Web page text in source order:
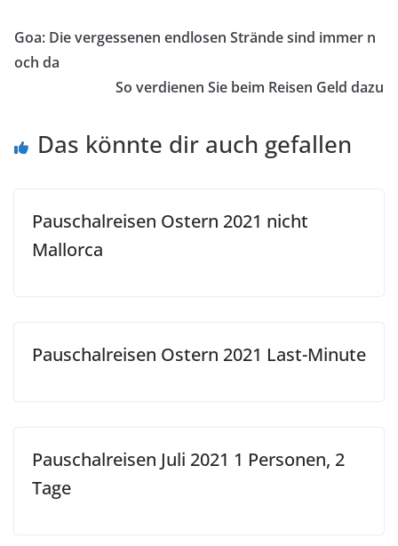
Goa: Die vergessenen endlosen Strände sind immer n
och da
So verdienen Sie beim Reisen Geld dazu
Das könnte dir auch gefallen
Pauschalreisen Ostern 2021 nicht
Mallorca
Pauschalreisen Ostern 2021 Last-Minute
Pauschalreisen Juli 2021 1 Personen, 2
Tage